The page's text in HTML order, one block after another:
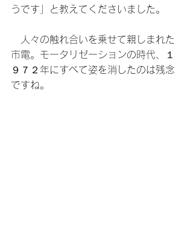
うです」と教えてくださいました。
人々の触れ合いを乗せて親しまれた
市電。モータリゼーションの時代、１
９７２年にすべて姿を消したのは残念
ですね。